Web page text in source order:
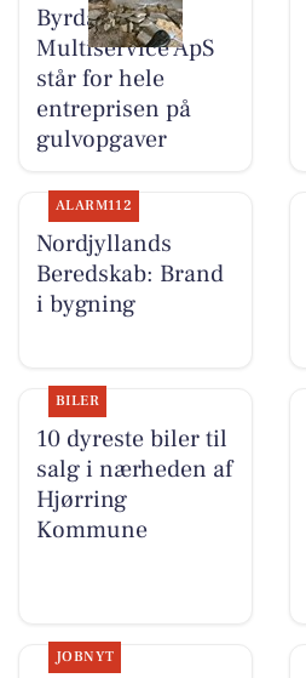
Byrdal
Multiservice ApS
står for hele
entreprisen på
gulvopgaver
ALARM112
Nordjyllands
Beredskab: Brand
i bygning
BILER
10 dyreste biler til
salg i nærheden af
Hjørring
Kommune
JOBNYT